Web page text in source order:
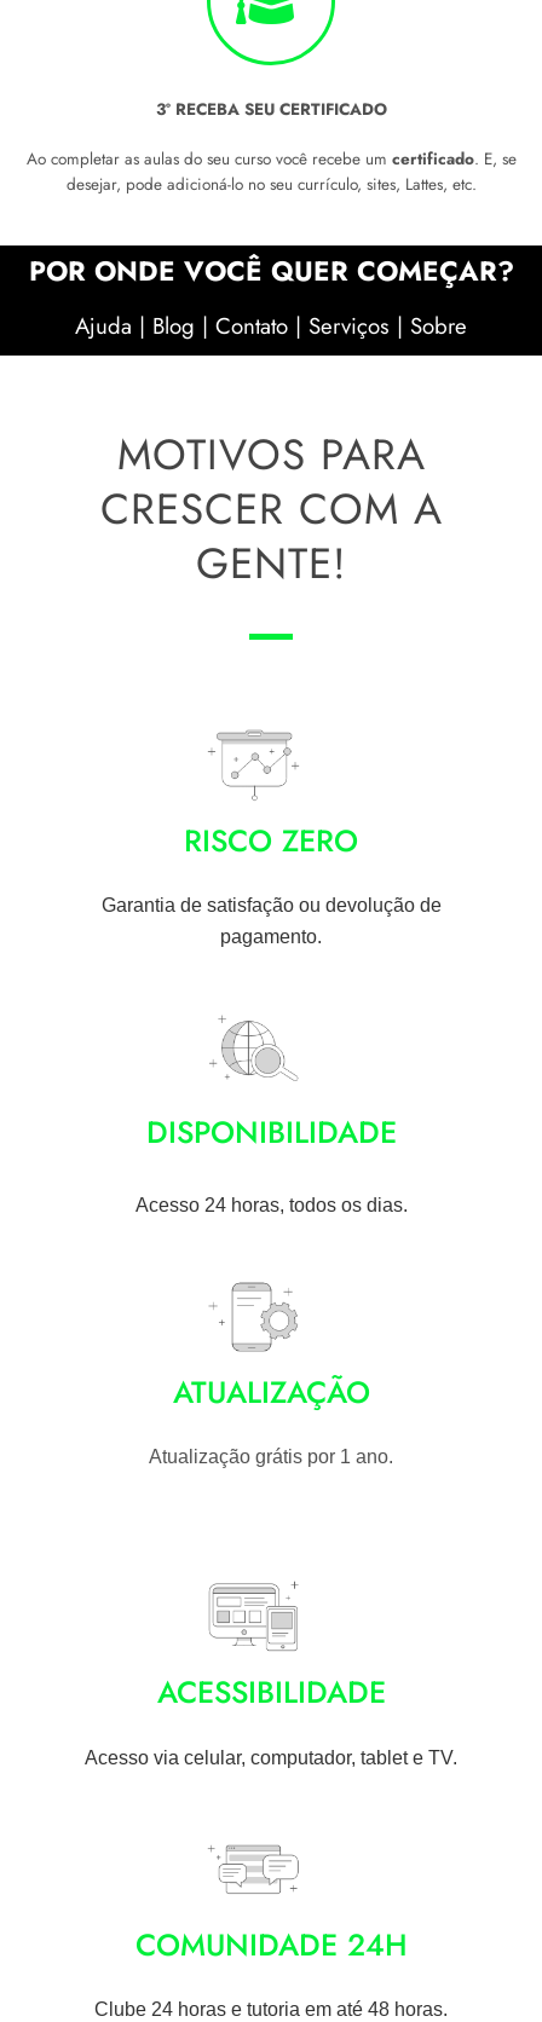
3º RECEBA SEU CERTIFICADO
Ao completar as aulas do seu curso você recebe um certificado. E, se
desejar, pode adicioná-lo no seu currículo, sites, Lattes, etc.
POR ONDE VOCÊ QUER COMEÇAR?
Ajuda | Blog | Contato | Serviços | Sobre
MOTIVOS PARA
CRESCER COM A
GENTE!
RISCO ZERO
Garantia de satisfação ou devolução de
pagamento.
DISPONIBILIDADE
Acesso 24 horas, todos os dias.
ATUALIZAÇÃO
Atualização grátis por 1 ano.
ACESSIBILIDADE
Acesso via celular, computador, tablet e TV.
COMUNIDADE 24H
Clube 24 horas e tutoria em até 48 horas.